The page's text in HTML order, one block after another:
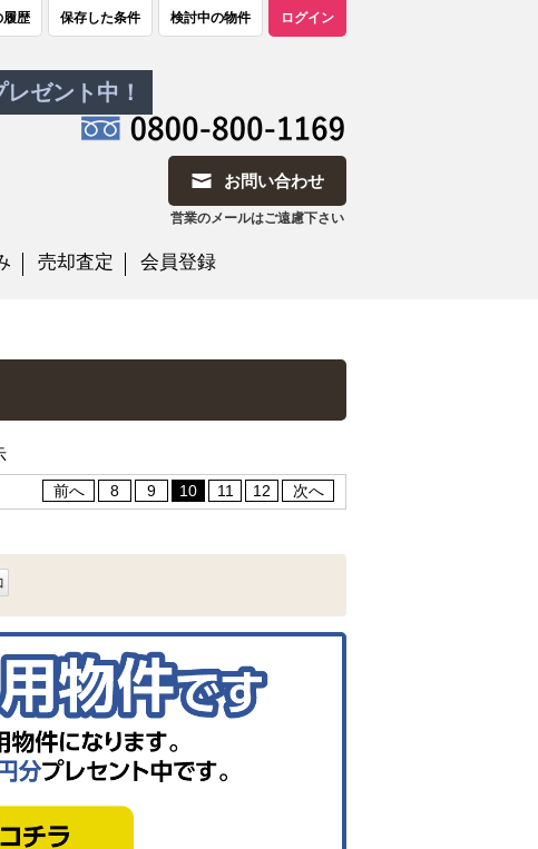
履歴 保存した条件 検討中の物件 ログイン
ゼント中！
お問い合わせ
営業のメールはご遠慮下さい
売却査定 会員登録
前へ 8 9 10 11 12 次へ